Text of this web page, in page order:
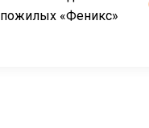
пожилых «Феникс»